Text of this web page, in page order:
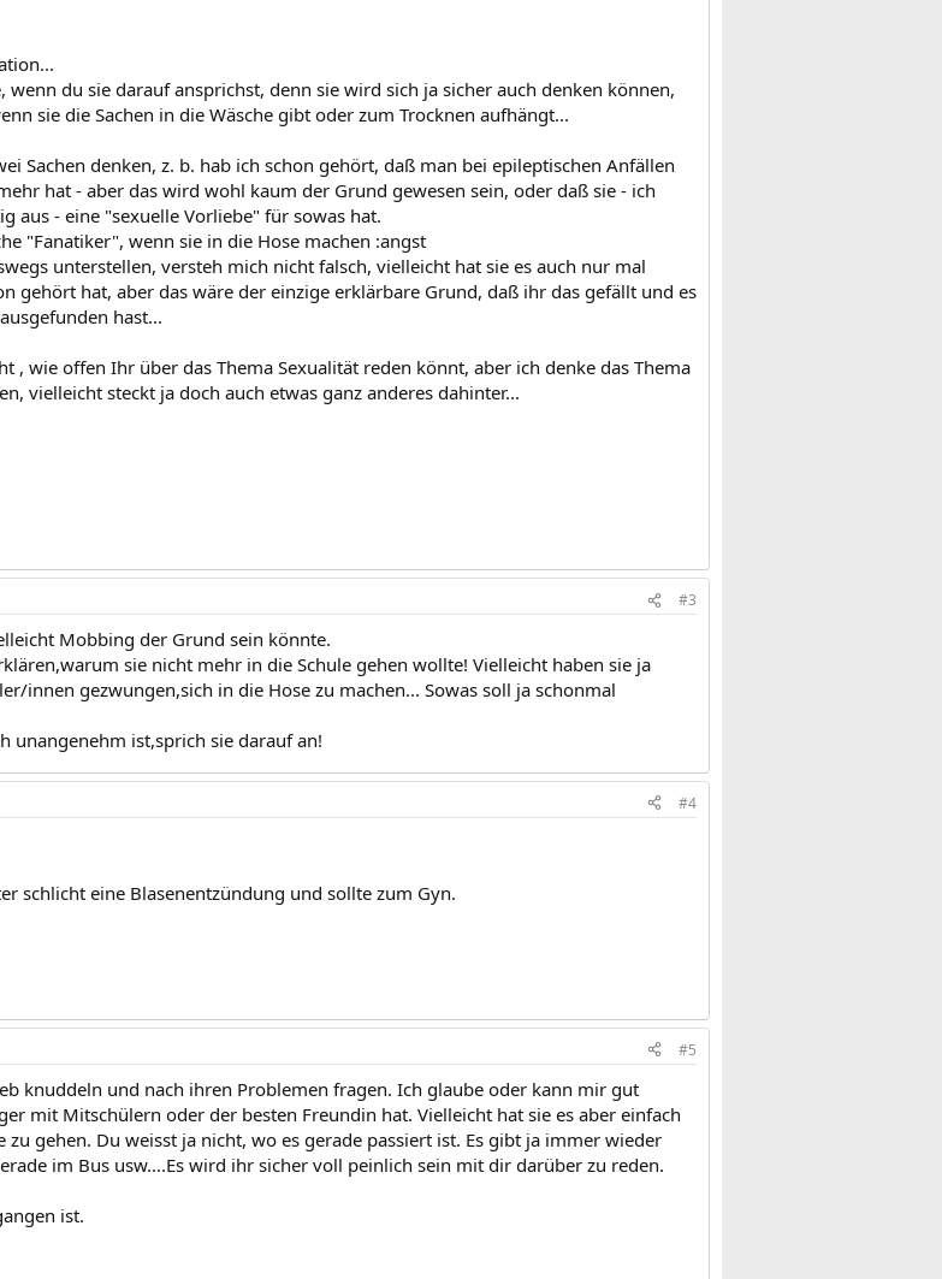
wenn du sie darauf ansprichst, denn sie wird sich ja sicher auch denken können,
sie die Sachen in die Wäsche gibt oder zum Trocknen aufhängt...
Sachen denken, z. b. hab ich schon gehört, daß man bei epileptischen Anfällen
hat - aber das wird wohl kaum der Grund gewesen sein, oder daß sie - ich
aus - eine "sexuelle Vorliebe" für sowas hat.
"Fanatiker", wenn sie in die Hose machen :angst
unterstellen, versteh mich nicht falsch, vielleicht hat sie es auch nur mal
gehört hat, aber das wäre der einzige erklärbare Grund, daß ihr das gefällt und es
hast...
, wie offen Ihr über das Thema Sexualität reden könnt, aber ich denke das Thema
vielleicht steckt ja doch auch etwas ganz anderes dahinter...
#3
Mobbing der Grund sein könnte.
sie nicht mehr in die Schule gehen wollte! Vielleicht haben sie ja
innen gezwungen,sich in die Hose zu machen... Sowas soll ja schonmal
unangenehm ist,sprich sie darauf an!
#4
schlicht eine Blasenentzündung und sollte zum Gyn.
#5
knuddeln und nach ihren Problemen fragen. Ich glaube oder kann mir gut
mit Mitschülern oder der besten Freundin hat. Vielleicht hat sie es aber einfach
gehen. Du weisst ja nicht, wo es gerade passiert ist. Es gibt ja immer wieder
im Bus usw....Es wird ihr sicher voll peinlich sein mit dir darüber zu reden.
ist.